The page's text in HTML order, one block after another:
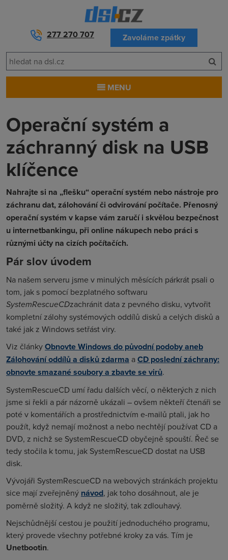
277 270 707 Zavoláme zpátky
MENU
Operační systém a
záchranný disk na USB
klíčence
Nahrajte si na „flešku“ operační systém nebo nástroje pro
záchranu dat, zálohování či odvirování počítače. Přenosný
operační systém v kapse vám zaručí i skvělou bezpečnost
u internetbankingu, při online nákupech nebo práci s
různými účty na cizích počítačích.
Pár slov úvodem
Na našem serveru jsme v minulých měsících párkrát psali o
tom, jak s pomocí bezplatného softwaru
SystemRescueCDzachránit data z pevného disku, vytvořit
kompletní zálohy systémových oddílů disků a celých disků a
také jak z Windows setřást viry.
Viz článkyObnovte Windows do původní podoby aneb
Zálohování oddílů a disků zdarma aCD poslední záchrany:
obnovte smazané soubory a zbavte se virů.
SystemRescueCD umí řadu dalších věcí, o některých z nich
jsme si řekli a pár názorně ukázali – ovšem někteří čtenáři se
poté v komentářích a prostřednictvím e-mailů ptali, jak ho
použít, když nemají možnost a nebo nechtějí používat CD a
DVD, z nichž se SystemRescueCD obyčejně spouští. Řeč se
tedy stočila k tomu, jak SystemRescueCD dostat na USB
disk.
Vývojáři SystemRescueCD na webových stránkách projektu
sice mají zveřejněný návod, jak toho dosáhnout, ale je
poměrně složitý. A když ne složitý, tak zdlouhavý.
Nejschůdnější cestou je použití jednoduchého programu,
který provede všechny potřebné kroky za vás. Tím je
Unetbootin.